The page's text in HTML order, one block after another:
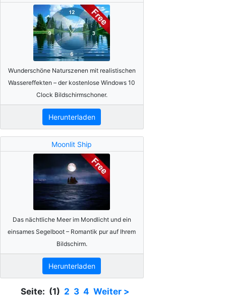
Wunderschöne Naturszenen mit realistischen
Wassereffekten – der kostenlose Windows 10
Clock Bildschirmschoner.
Herunterladen
Moonlit Ship
Das nächtliche Meer im Mondlicht und ein
einsames Segelboot – Romantik pur auf Ihrem
Bildschirm.
Herunterladen
Seite: (1) 2 3 4 Weiter >